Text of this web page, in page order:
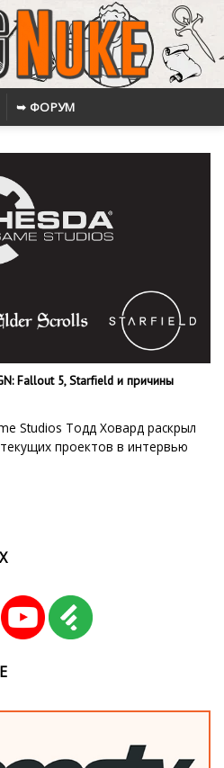
➥ ФОРУМ
Fallout 5, Starfield и причины
Studios Тодд Ховард раскрыл
проектов в интервью